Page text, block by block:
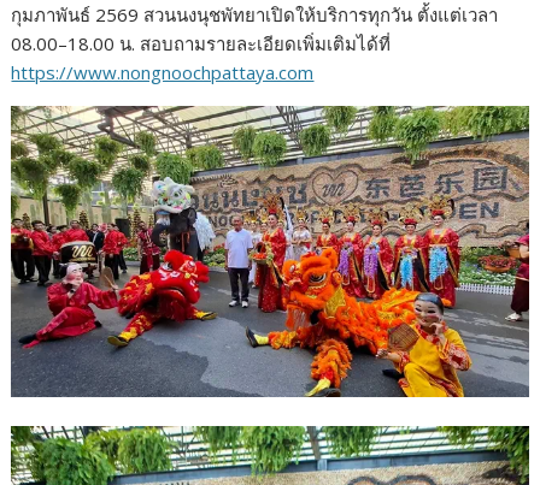
กุมภาพันธ์ 2569 สวนนงนุชพัทยาเปิดให้บริการทุกวัน ตั้งแต่เวลา
08.00–18.00 น. สอบถามรายละเอียดเพิ่มเติมได้ที่
https://www.nongnoochpattaya.com